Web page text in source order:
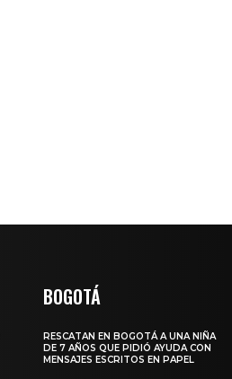
BOGOTÁ
RESCATAN EN BOGOTÁ A UNA NIÑA
DE 7 AÑOS QUE PIDIÓ AYUDA CON
MENSAJES ESCRITOS EN PAPEL